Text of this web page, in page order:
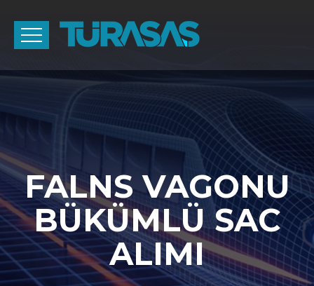
FALNS VAGONU
BÜKÜMLÜ SAC
ALIMI